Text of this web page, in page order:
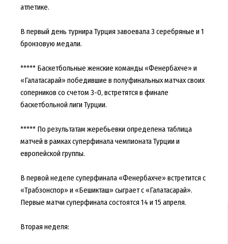
атлетике.
В первый день турнира Турция завоевала 3 серебряные и 1
бронзовую медали.
***** Баскетбольные женские команды «Фенербахче» и
«Галатасарай» победившие в полуфинальных матчах своих
соперников со счетом 3-0, встретятся в финале
баскетбольной лиги Турции.
***** По результатам жеребьевки определена таблица
матчей в рамках суперфинала чемпионата Турции и
европейской группы.
В первой неделе суперфинала «Фенербахче» встретится с
«Трабзонспор» и «Бешикташ» сыграет с «Галатасарай».
Первые матчи суперфинала состоятся 14 и 15 апреля.
Вторая неделя: